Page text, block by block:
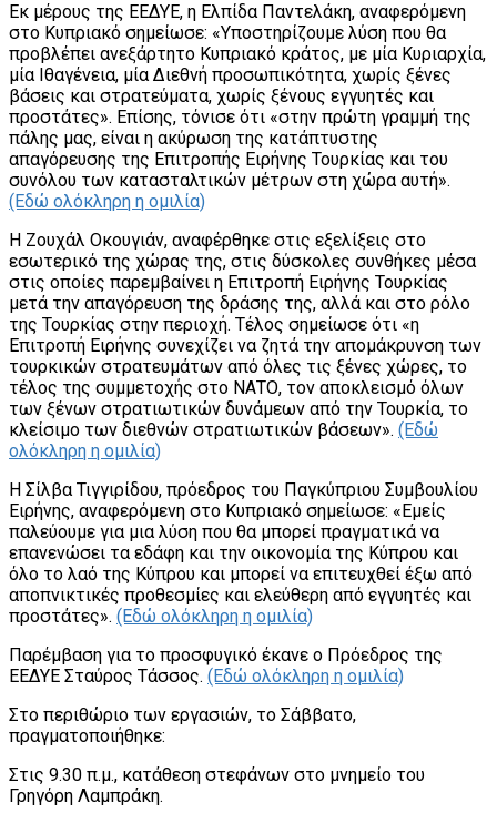
Εκ μέρους της ΕΕΔΥΕ, η Ελπίδα Παντελάκη, αναφερόμενη
στο Κυπριακό σημείωσε: «Υποστηρίζουμε λύση που θα
προβλέπει ανεξάρτητο Κυπριακό κράτος, με μία Κυριαρχία,
μία Ιθαγένεια, μία Διεθνή προσωπικότητα, χωρίς ξένες
βάσεις και στρατεύματα, χωρίς ξένους εγγυητές και
προστάτες». Επίσης, τόνισε ότι «στην πρώτη γραμμή της
πάλης μας, είναι η ακύρωση της κατάπτυστης
απαγόρευσης της Επιτροπής Ειρήνης Τουρκίας και του
συνόλου των κατασταλτικών μέτρων στη χώρα αυτή».
(Εδώ ολόκληρη η ομιλία)
Η Ζουχάλ Οκουγιάν, αναφέρθηκε στις εξελίξεις στο
εσωτερικό της χώρας της, στις δύσκολες συνθήκες μέσα
στις οποίες παρεμβαίνει η Επιτροπή Ειρήνης Τουρκίας
μετά την απαγόρευση της δράσης της, αλλά και στο ρόλο
της Τουρκίας στην περιοχή. Τέλος σημείωσε ότι «η
Επιτροπή Ειρήνης συνεχίζει να ζητά την απομάκρυνση των
τουρκικών στρατευμάτων από όλες τις ξένες χώρες, το
τέλος της συμμετοχής στο ΝΑΤΟ, τον αποκλεισμό όλων
των ξένων στρατιωτικών δυνάμεων από την Τουρκία, το
κλείσιμο των διεθνών στρατιωτικών βάσεων». (Εδώ
ολόκληρη η ομιλία)
Η Σίλβα Τιγγιρίδου, πρόεδρος του Παγκύπριου Συμβουλίου
Ειρήνης, αναφερόμενη στο Κυπριακό σημείωσε: «Εμείς
παλεύουμε για μια λύση που θα μπορεί πραγματικά να
επανενώσει τα εδάφη και την οικονομία της Κύπρου και
όλο το λαό της Κύπρου και μπορεί να επιτευχθεί έξω από
αποπνικτικές προθεσμίες και ελεύθερη από εγγυητές και
προστάτες». (Εδώ ολόκληρη η ομιλία)
Παρέμβαση για το προσφυγικό έκανε ο Πρόεδρος της
ΕΕΔΥΕ Σταύρος Τάσσος. (Εδώ ολόκληρη η ομιλία)
Στο περιθώριο των εργασιών, το Σάββατο,
πραγματοποιήθηκε:
Στις 9.30 π.μ., κατάθεση στεφάνων στο μνημείο του
Γρηγόρη Λαμπράκη.